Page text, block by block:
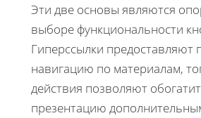
Эти две основы являются
выборе функциональности
Гиперссылки предоставляют
навигацию по материалам,
действия позволяют
презентацию